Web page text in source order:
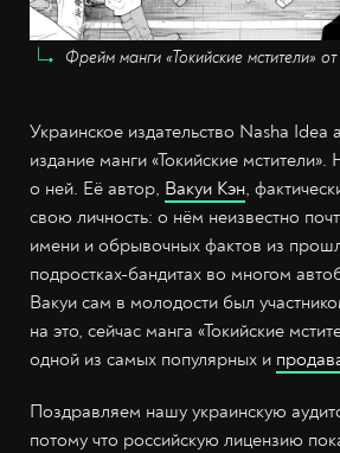
Фрейм манги «Токийские мстители»
Украинское издательство Nasha Idea
издание манги «Токийские
о ней. Её автор, Вакуи Кэн,
свою личность: о нём неизвестно
имени и обрывочных фактов из
подростках-бандитах во многом
Вакуи сам в молодости был
на это, сейчас манга «Токийские
одной из самых популярных и
Поздравляем нашу украинскую
потому что российскую лицензию